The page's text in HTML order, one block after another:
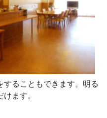
ることもできます。明る
ます。